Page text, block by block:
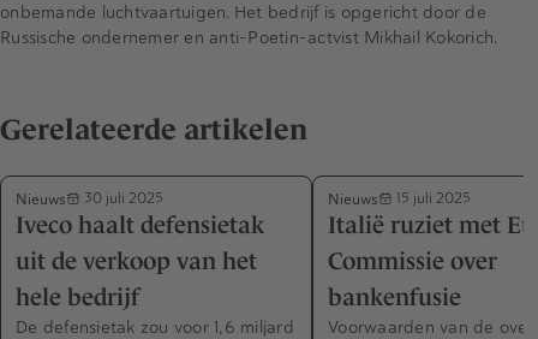
onbemande luchtvaartuigen. Het bedrijf is opgericht door de
Russische ondernemer en anti-Poetin-actvist Mikhail Kokorich.
Gerelateerde artikelen
Nieuws 30 juli 2025
Iveco haalt defensietak
uit de verkoop van het
hele bedrijf
De defensietak zou voor 1,6 miljard
Nieuws 15 juli 2025
Italië ruziet met
Commissie over
bankenfusie
Voorwaarden van de